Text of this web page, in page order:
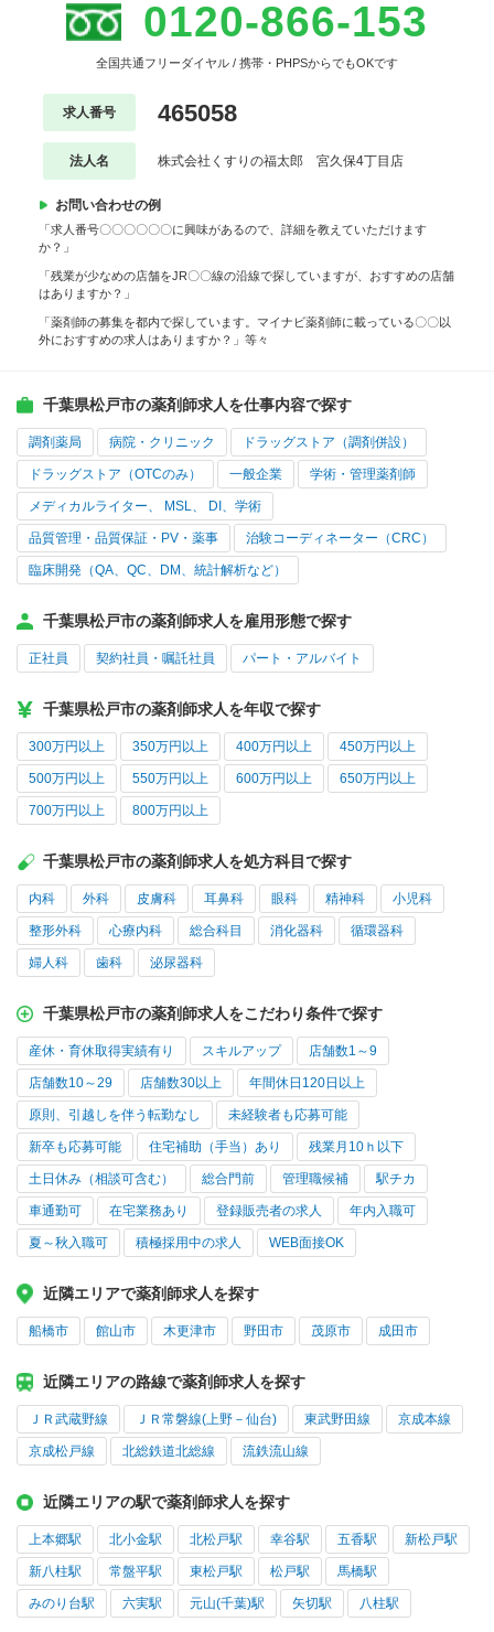
0120-866-153
全国共通フリーダイヤル / 携帯・PHPSからでもOKです
求人番号 465058
法人名 株式会社くすりの福太郎 宮久保4丁目店
お問い合わせの例
「求人番号〇〇〇〇〇〇に興味があるので、詳細を教えていただけます
か？」
「残業が少なめの店舗をJR〇〇線の沿線で探していますが、おすすめの店舗
はありますか？」
「薬剤師の募集を都内で探しています。マイナビ薬剤師に載っている〇〇以
外におすすめの求人はありますか？」等々
千葉県松戸市の薬剤師求人を仕事内容で探す
調剤薬局 病院・クリニック ドラッグストア（調剤併設）
ドラッグストア（OTCのみ） 一般企業 学術・管理薬剤師
メディカルライター、 MSL、 DI、学術
品質管理・品質保証・PV・薬事 治験コーディネーター（CRC）
臨床開発（QA、QC、DM、統計解析など）
千葉県松戸市の薬剤師求人を雇用形態で探す
正社員 契約社員・嘱託社員 パート・アルバイト
千葉県松戸市の薬剤師求人を年収で探す
300万円以上 350万円以上 400万円以上 450万円以上
500万円以上 550万円以上 600万円以上 650万円以上
700万円以上 800万円以上
千葉県松戸市の薬剤師求人を処方科目で探す
内科 外科 皮膚科 耳鼻科 眼科 精神科 小児科
整形外科 心療内科 総合科目 消化器科 循環器科
婦人科 歯科 泌尿器科
千葉県松戸市の薬剤師求人をこだわり条件で探す
産休・育休取得実績有り スキルアップ 店舗数1～9
店舗数10～29 店舗数30以上 年間休日120日以上
原則、引越しを伴う転勤なし 未経験者も応募可能
新卒も応募可能 住宅補助（手当）あり 残業月10ｈ以下
土日休み（相談可含む） 総合門前 管理職候補 駅チカ
車通勤可 在宅業務あり 登録販売者の求人 年内入職可
夏～秋入職可 積極採用中の求人 WEB面接OK
近隣エリアで薬剤師求人を探す
船橋市 館山市 木更津市 野田市 茂原市 成田市
近隣エリアの路線で薬剤師求人を探す
ＪＲ武蔵野線 ＪＲ常磐線(上野－仙台) 東武野田線 京成本線
京成松戸線 北総鉄道北総線 流鉄流山線
近隣エリアの駅で薬剤師求人を探す
上本郷駅 北小金駅 北松戸駅 幸谷駅 五香駅 新松戸駅
新八柱駅 常盤平駅 東松戸駅 松戸駅 馬橋駅
みのり台駅 六実駅 元山(千葉)駅 矢切駅 八柱駅